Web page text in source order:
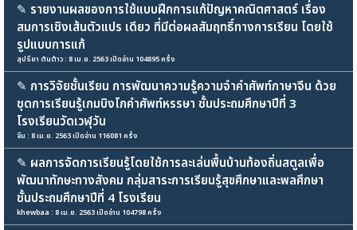
✎ รายงานผลของการใช้แบบฝึกการแก้ปัญหาคณิตศาสตร์ เรื่อง
สมการเชิงเส้นตัวแปร เดียว ที่มีต่อผลสัมฤทธิ์ทางการเรียน โดยใช้
รูปแบบการแก้
สุปรียา ตันต้าว : 8 เม.ย. 2563 เปิดอ่าน 104895 ครั้ง
✎ การวิจัยชั้นเรียน การพัฒนาความรู้ความจำคำศัพท์ภาษาจีน ด้วย
ชุดการเรียนรู้เกมบิงโกคำศัพท์หรรษา ชั้นประถมศึกษาปีที่ 3
โรงเรียนวัดเวฬุวัน
จีน : 8 เม.ย. 2563 เปิดอ่าน 116081 ครั้ง
✎ ผลการจัดการเรียนรู้โดยใช้การละเล่นพื้นบ้านท้องถิ่นสตูลเพื่อ
พัฒนาทักษะทางสังคม กลุ่มสาระการเรียนรู้สุขศึกษาและพลศึกษา
ชั้นประถมศึกษาปีที่ 4 โรงเรียน
khewbaa : 8 เม.ย. 2563 เปิดอ่าน 104798 ครั้ง